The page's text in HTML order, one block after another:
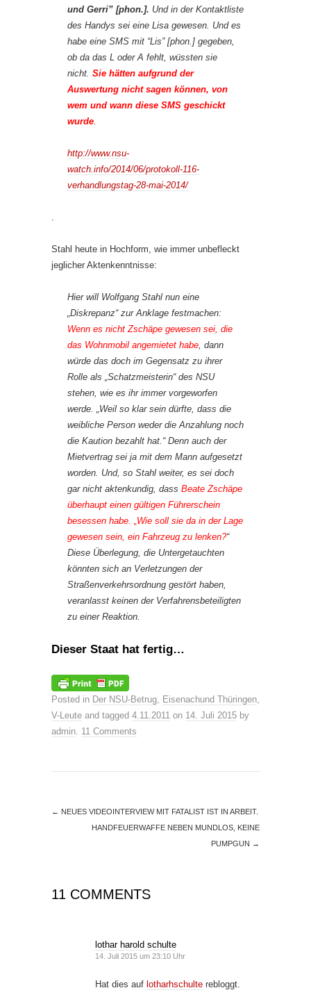
und Gerri” [phon.]. Und in der Kontaktliste
des Handys sei eine Lisa gewesen. Und es
habe eine SMS mit “Lis” [phon.] gegeben,
ob da das L oder A fehlt, wüssten sie
nicht. Sie hätten aufgrund der
Auswertung nicht sagen können, von
wem und wann diese SMS geschickt
wurde.
http://www.nsu-
watch.info/2014/06/protokoll-116-
verhandlungstag-28-mai-2014/
.
Stahl heute in Hochform, wie immer unbefleckt
jeglicher Aktenkenntnisse:
Hier will Wolfgang Stahl nun eine
„Diskrepanz“ zur Anklage festmachen:
Wenn es nicht Zschäpe gewesen sei, die
das Wohnmobil angemietet habe, dann
würde das doch im Gegensatz zu ihrer
Rolle als „Schatzmeisterin“ des NSU
stehen, wie es ihr immer vorgeworfen
werde. „Weil so klar sein dürfte, dass die
weibliche Person weder die Anzahlung noch
die Kaution bezahlt hat.“ Denn auch der
Mietvertrag sei ja mit dem Mann aufgesetzt
worden. Und, so Stahl weiter, es sei doch
gar nicht aktenkundig, dass Beate Zschäpe
überhaupt einen gültigen Führerschein
besessen habe. „Wie soll sie da in der Lage
gewesen sein, ein Fahrzeug zu lenken?“
Diese Überlegung, die Untergetauchten
könnten sich an Verletzungen der
Straßenverkehrsordnung gestört haben,
veranlasst keinen der Verfahrensbeteiligten
zu einer Reaktion.
Dieser Staat hat fertig…
Posted in Der NSU-Betrug Eisenachund Thüringen
V-Leute and tagged 4.11.2011 on 14. Juli 2015 by
admin 11 Comments
← NEUES VIDEOINTERVIEW MIT FATALIST IST IN ARBEIT.
HANDFEUERWAFFE NEBEN MUNDLOS, KEINE
PUMPGUN →
11 COMMENTS
lothar harold schulte
14. Juli 2015 um 23:10 Uhr
Hat dies auf lotharhschulte rebloggt.